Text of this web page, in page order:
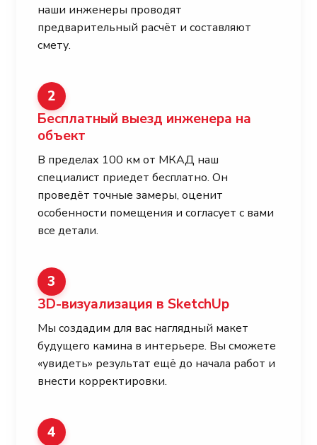
наши инженеры проводят
предварительный расчёт и составляют
смету.
2
Бесплатный выезд инженера на
объект
В пределах 100 км от МКАД наш
специалист приедет бесплатно. Он
проведёт точные замеры, оценит
особенности помещения и согласует с вами
все детали.
3
3D-визуализация в SketchUp
Мы создадим для вас наглядный макет
будущего камина в интерьере. Вы сможете
«увидеть» результат ещё до начала работ и
внести корректировки.
4